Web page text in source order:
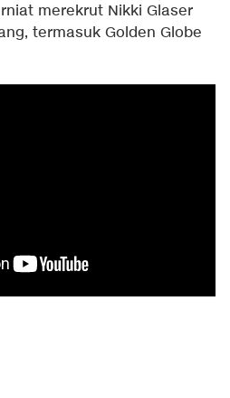
merekrut Nikki Glaser
termasuk Golden Globe